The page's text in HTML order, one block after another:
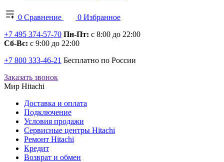
0 Сравнение 0 Избранное
+7 495 374-57-70 Пн-Пт: с 8:00 до 22:00
Сб-Вс: с 9:00 до 22:00
+7 800 333-46-21 Бесплатно по России
Заказать звонок
Мир Hitachi
Доставка и оплата
Подключение
Условия продажи
Сервисные центры Hitachi
Ремонт Hitachi
Кредит
Возврат и обмен